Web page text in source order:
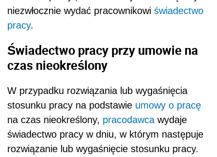
niezwłocznie wydać pracownikowi świadectwo
pracy.
Świadectwo pracy przy umowie na
czas nieokreślony
W przypadku rozwiązania lub wygaśnięcia
stosunku pracy na podstawie umowy o pracę
na czas nieokreślony, pracodawca wydaje
świadectwo pracy w dniu, w którym następuje
rozwiązanie lub wygaśnięcie stosunku pracy.